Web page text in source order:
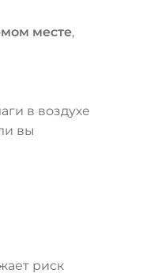
месте,
в воздухе
вы
риск